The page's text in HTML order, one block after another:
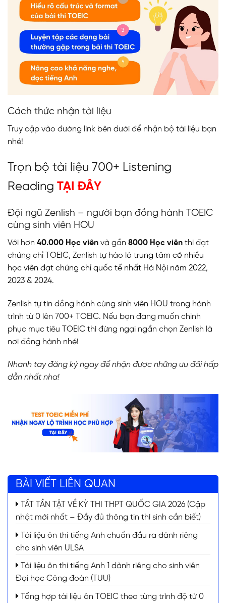
Cách thức nhận tài liệu
Truy cập vào đường link bên dưới để nhận bộ tài liệu bạn
nhé!
Trọn bộ tài liệu 700+ Listening
Reading TẠI ĐÂY
Đội ngũ Zenlish – người bạn đồng hành TOEIC
cùng sinh viên HOU
Với hơn 40.000 Học viên và gần 8000 Học viên thi đạt
chứng chỉ TOEIC, Zenlish tự hào là trung tâm có nhiều
học viên đạt chứng chỉ quốc tế nhất Hà Nội năm 2022,
2023 & 2024.
Zenlish tự tin đồng hành cùng sinh viên HOU trong hành
trình từ 0 lên 700+ TOEIC. Nếu bạn đang muốn chinh
phục mục tiêu TOEIC thì đừng ngại ngần chọn Zenlish là
nơi đồng hành nhé!
Nhanh tay đăng ký ngay để nhận được những ưu đãi hấp
dẫn nhất nha!
BÀI VIẾT LIÊN QUAN
TẤT TẦN TẬT VỀ KỲ THI THPT QUỐC GIA 2026 (Cập
nhật mới nhất – Đầy đủ thông tin thí sinh cần biết)
Tài liệu ôn thi tiếng Anh chuẩn đầu ra dành riêng
cho sinh viên ULSA
Tài liệu ôn thi tiếng Anh 1 dành riêng cho sinh viên
Đại học Công đoàn (TUU)
Tổng hợp tài liệu ôn TOEIC theo từng trình độ từ 0